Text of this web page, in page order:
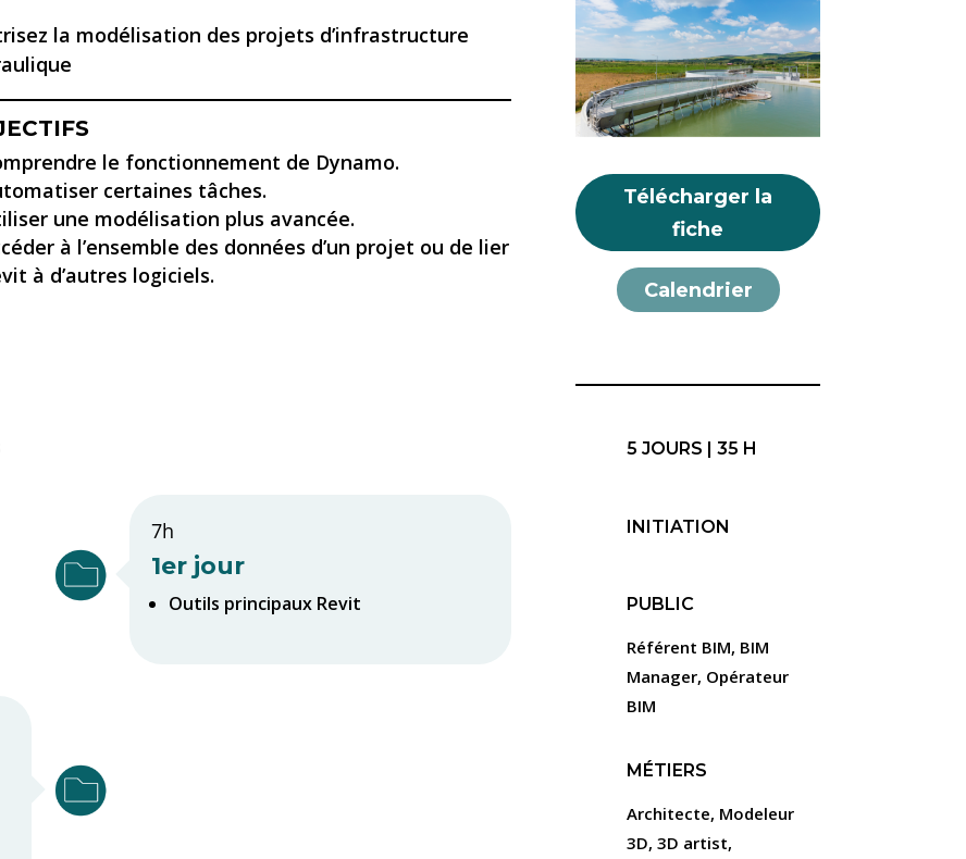
la modélisation des projets d’infrastructure
le fonctionnement de Dynamo.
certaines tâches.
une modélisation plus avancée.
à l’ensemble des données d’un projet ou de lier
à d’autres logiciels.
Télécharger la
fiche
Calendrier
7h
1er jour
Outils principaux Revit
5 JOURS | 35 H
INITIATION
PUBLIC
Référent BIM, BIM
Manager, Opérateur
BIM
MÉTIERS
Architecte, Modeleur
3D, 3D artist,